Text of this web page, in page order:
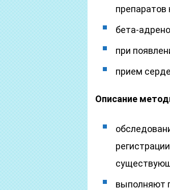
препаратов
бета-
при
прием
Описание
выполняют